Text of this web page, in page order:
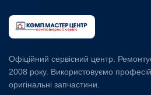
Офіційний сервісний центр.
2008 року. Використовуємо
оригінальні запчастини.